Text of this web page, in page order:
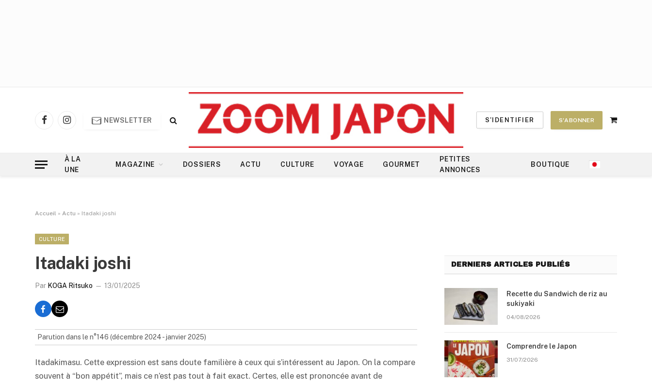
FacebookInstagram
NEWSLETTER S'IDENTIFIER S'ABONNER
Shopping
À LA
UNE
MAGAZINE DOSSIERS ACTU CULTURE VOYAGE GOURMET
PETITES
ANNONCES
BOUTIQUE
Accueil » Actu » Itadaki joshi
CULTURE
Itadaki joshi
Par KOGA Ritsuko 13/01/2025
Parution dans le n°146 (décembre 2024 - janvier 2025)
Itadakimasu. Cette expression est sans doute familière à ceux qui s’intéressent au Japon. On la compare
souvent à “bon appétit”, mais ce n’est pas tout à fait exact. Certes, elle est prononcée avant de
DERNIERS ARTICLES PUBLIÉS
Recette du Sandwich de riz au
sukiyaki
04/08/2026
Comprendre le Japon
31/07/2026